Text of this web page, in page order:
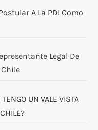
A La PDI Como
Legal De
Chile
UN VALE VISTA